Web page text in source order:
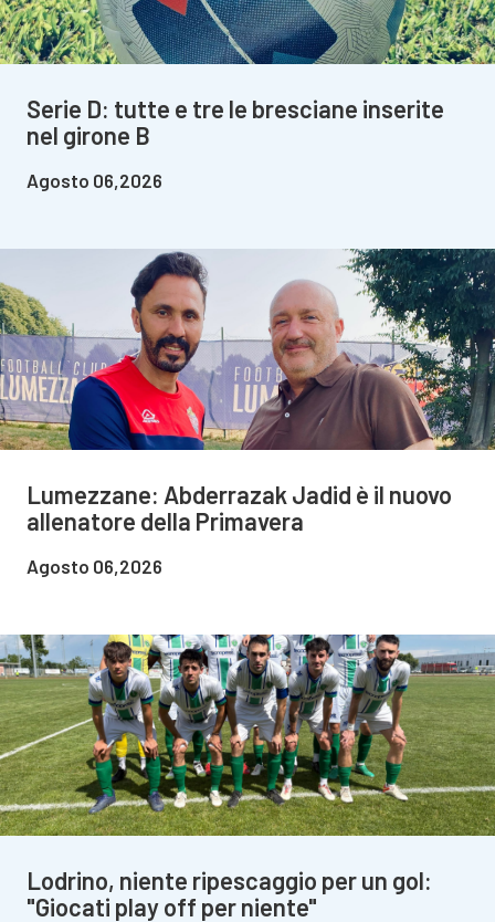
Serie D: tutte e tre le bresciane inserite
nel girone B
Agosto 06,2026
Lumezzane: Abderrazak Jadid è il nuovo
allenatore della Primavera
Agosto 06,2026
Lodrino, niente ripescaggio per un gol:
"Giocati play off per niente"